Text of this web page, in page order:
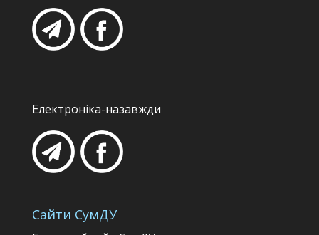
Електроніка-назавжди
Сайти СумДУ